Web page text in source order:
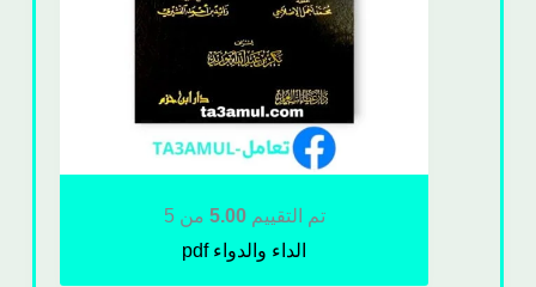
تم التقييم5.00 من 5
الداء والدواء pdf